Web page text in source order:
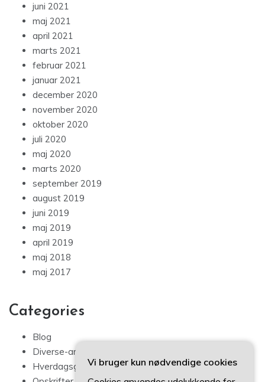
juni 2021
maj 2021
april 2021
marts 2021
februar 2021
januar 2021
december 2020
november 2020
oktober 2020
juli 2020
maj 2020
marts 2020
september 2019
august 2019
juni 2019
maj 2019
april 2019
maj 2018
maj 2017
Categories
Blog
Diverse-artikler
HverdagsglimmerVi bruger kun nødvendige cookies